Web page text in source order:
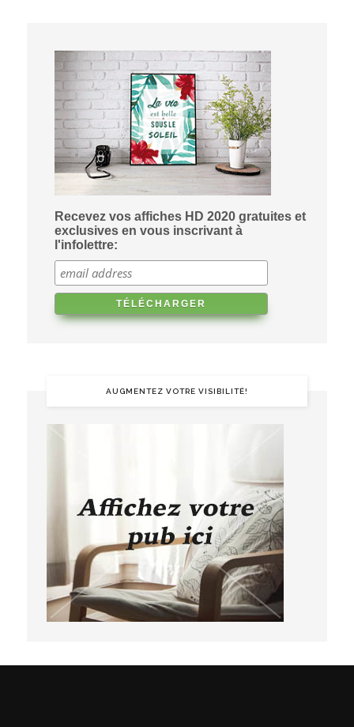
Recevez vos affiches HD 2020 gratuites et
exclusives en vous inscrivant à
l'infolettre:
AUGMENTEZ VOTRE VISIBILITÉ!